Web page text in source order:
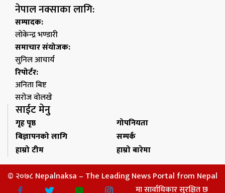
नेपाल नक्साका लागि:
सम्पादक:
लोकेन्द्र भण्डारी
समाचार संयोजक:
सुनिल आचार्य
रिपोर्टर:
अनिता बिष्ट
सरोज वोलखे
साईट मेनु
गृह पृष्ठ
गोपनियता
बिज्ञापनको लागि
सम्पर्क
हाम्रो टीम
हाम्रो बारेमा
© २०७८ Nepalnaksa – The Leading News Portal from Nepal
मा सार्वाधिकार सुरक्षित छ